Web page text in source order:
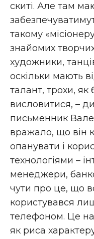
скиті. Але там
такому
знайомих
художники,
оскільки мають
талант, трохи, як
висловитися, –
письменник
вражало, що він
опанувати і
технологіями –
менеджери,
чути про це, що
користувався
телефоном. Це
як риса